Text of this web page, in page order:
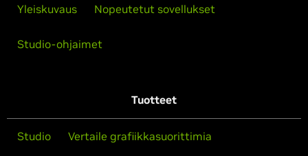
Yleiskuvaus Nopeutetut sovellukset
Studio-ohjaimet
Tuotteet
Studio Vertaile grafiikkasuorittimia